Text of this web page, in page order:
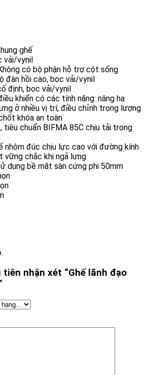
ghế
vải/vynil
có bộ phận hỗ trợ cột sống
đàn hồi cao, bọc vải/vynil
định, bọc vải/vynil
khiển có các tính năng: nâng hạ
ở nhiều vị trí, điều chỉnh trọng lượng
khóa an toàn
tiêu chuẩn BIFMA 85C chịu tải trọng
nhôm đúc chịu lực cao với đường kính
vững chắc khi ngả lưng
dụng bề mặt sàn cứng phi 50mm
nhận xét “Ghế lãnh đạo